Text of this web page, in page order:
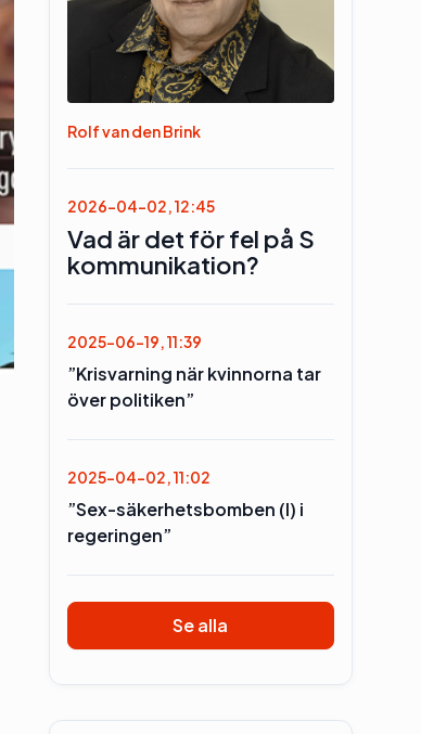
Rolf van den Brink
2026-04-02, 12:45
Vad är det för fel på S
kommunikation?
2025-06-19, 11:39
”Krisvarning när kvinnorna tar
över politiken”
2025-04-02, 11:02
”Sex-säkerhetsbomben (l) i
regeringen”
Se alla